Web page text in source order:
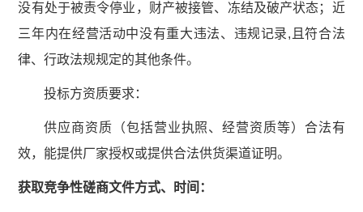
没有处于被责令停业，财产被接管、冻结及破产状态；近
三年内在经营活动中没有重大违法、违规记录,且符合法
律、行政法规规定的其他条件。
投标方资质要求：
供应商资质（包括营业执照、经营资质等）合法有
效，能提供厂家授权或提供合法供货渠道证明。
获取竞争性磋商文件方式、时间：